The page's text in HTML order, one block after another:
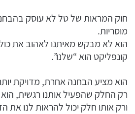
חוק המראות של טל לא עוסק
מוסריות.
הוא לא מבקש מאיתנו לאהוב את
קונפליקט הוא “שלנו”.
הוא מציע הבחנה אחרת, מדויקת
רק החלק שהפעיל אותנו רגשית,
ורק אותו חלק יכול להראות לנו את